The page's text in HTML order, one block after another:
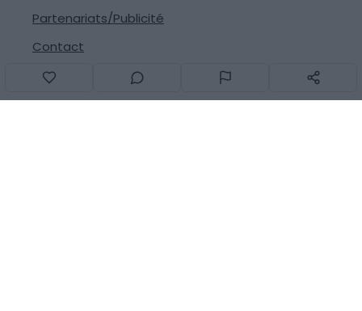
Partenariats/Publicité
Contact
Signaler une erreur